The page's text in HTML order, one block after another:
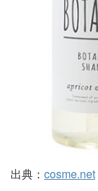
出典： cosme.net